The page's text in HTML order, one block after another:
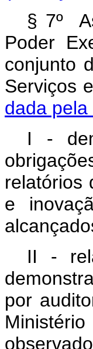
§ 7º
Poder
conjunto
dada pela
I -
relatórios
e
II -
por